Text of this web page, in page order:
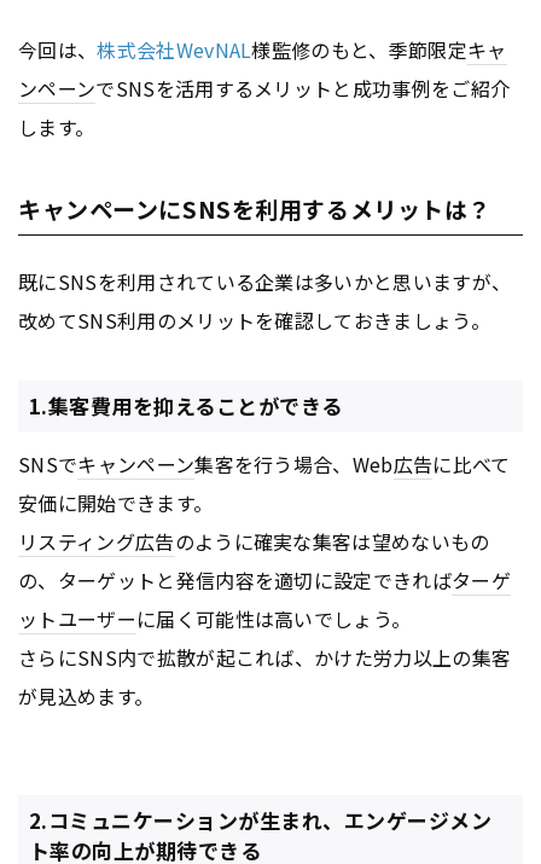
今回は、株式会社WevNAL様監修のもと、季節限定キャ
ンペーンでSNSを活用するメリットと成功事例をご紹介
します。
キャンペーンにSNSを利用するメリットは？
既にSNSを利用されている企業は多いかと思いますが、
改めてSNS利用のメリットを確認しておきましょう。
1.集客費用を抑えることができる
SNSでキャンペーン集客を行う場合、Web広告に比べて
安価に開始できます。
リスティング広告のように確実な集客は望めないもの
の、ターゲットと発信内容を適切に設定できればターゲ
ットユーザーに届く可能性は高いでしょう。
さらにSNS内で拡散が起これば、かけた労力以上の集客
が見込めます。
2.コミュニケーションが生まれ、エンゲージメン
ト率の向上が期待できる